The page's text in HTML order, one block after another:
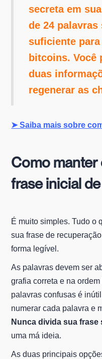
secreta em
de 24
suficiente
bitcoins. Você
duas
regenerar as
➤ Saiba mais sobre
Como
frase inicial
É muito simples. Tudo o
sua frase de
forma legível.
As palavras devem ser
grafia correta e na
palavras confusas é
numerar cada palavra e
Nunca divida sua frase
uma má ideia.
As duas principais